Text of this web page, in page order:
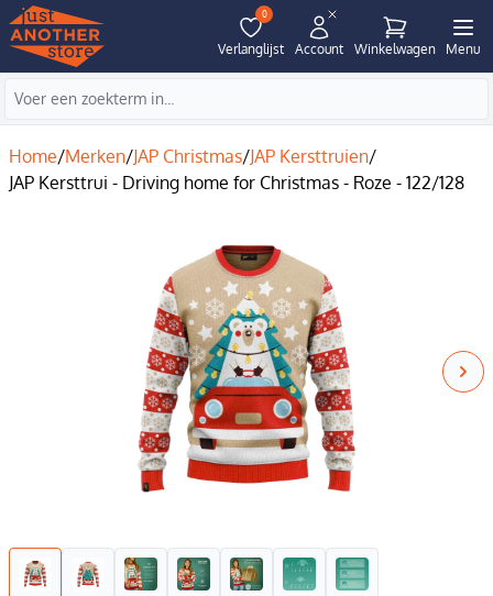
0
Verlanglijst Account Winkelwagen Menu
Home/Merken/JAP Christmas/JAP Kersttruien/
JAP Kersttrui - Driving home for Christmas - Roze - 122/128